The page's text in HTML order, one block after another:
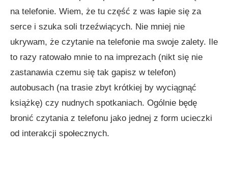
na telefonie. Wiem, że tu część z was łapie się za
serce i szuka soli trzeźwiących. Nie mniej nie
ukrywam, że czytanie na telefonie ma swoje zalety. Ile
to razy ratowało mnie to na imprezach (nikt się nie
zastanawia czemu się tak gapisz w telefon)
autobusach (na trasie zbyt krótkiej by wyciągnąć
książkę) czy nudnych spotkaniach. Ogólnie będę
bronić czytania z telefonu jako jednej z form ucieczki
od interakcji społecznych.